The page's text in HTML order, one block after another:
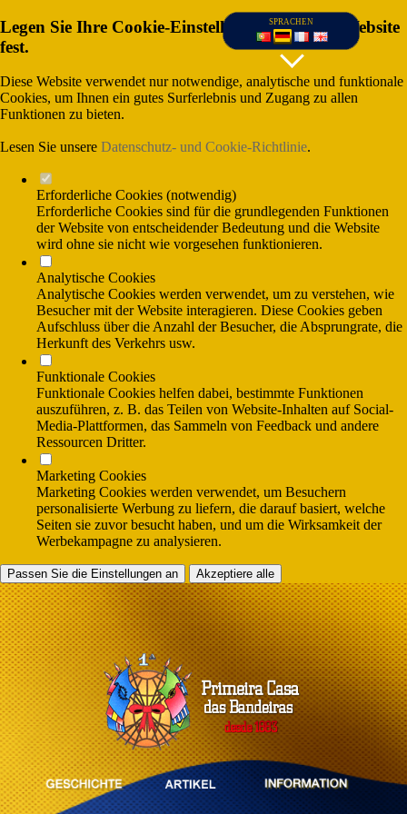
Legen Sie Ihre Cookie-Einstellungen für diese Website
fest.
Diese Website verwendet nur notwendige, analytische und funktionale
Cookies, um Ihnen ein gutes Surferlebnis und Zugang zu allen
Funktionen zu bieten.
Lesen Sie unsere Datenschutz- und Cookie-Richtlinie.
Erforderliche Cookies (notwendig)
Erforderliche Cookies sind für die grundlegenden Funktionen
der Website von entscheidender Bedeutung und die Website
wird ohne sie nicht wie vorgesehen funktionieren.
Analytische Cookies
Analytische Cookies werden verwendet, um zu verstehen, wie
Besucher mit der Website interagieren. Diese Cookies geben
Aufschluss über die Anzahl der Besucher, die Absprungrate, die
Herkunft des Verkehrs usw.
Funktionale Cookies
Funktionale Cookies helfen dabei, bestimmte Funktionen
auszuführen, z. B. das Teilen von Website-Inhalten auf Social-
Media-Plattformen, das Sammeln von Feedback und andere
Ressourcen Dritter.
Marketing Cookies
Marketing Cookies werden verwendet, um Besuchern
personalisierte Werbung zu liefern, die darauf basiert, welche
Seiten sie zuvor besucht haben, und um die Wirksamkeit der
Werbekampagne zu analysieren.
Passen Sie die Einstellungen an Akzeptiere alle
SPRACHEN
Mobilfunknetx)